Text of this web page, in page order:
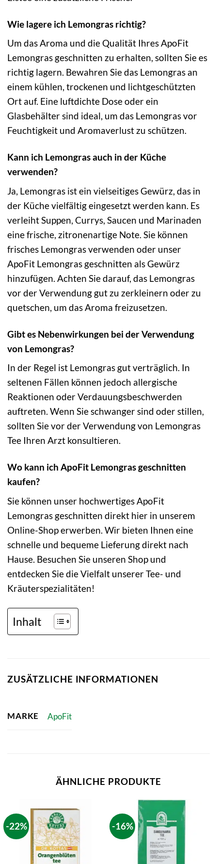
Wie lagere ich Lemongras richtig?
Um das Aroma und die Qualität Ihres ApoFit
Lemongras geschnitten zu erhalten, sollten Sie es
richtig lagern. Bewahren Sie das Lemongras an
einem kühlen, trockenen und lichtgeschützten
Ort auf. Eine luftdichte Dose oder ein
Glasbehälter sind ideal, um das Lemongras vor
Feuchtigkeit und Aromaverlust zu schützen.
Kann ich Lemongras auch in der Küche
verwenden?
Ja, Lemongras ist ein vielseitiges Gewürz, das in
der Küche vielfältig eingesetzt werden kann. Es
verleiht Suppen, Currys, Saucen und Marinaden
eine frische, zitronenartige Note. Sie können
frisches Lemongras verwenden oder unser
ApoFit Lemongras geschnitten als Gewürz
hinzufügen. Achten Sie darauf, das Lemongras
vor der Verwendung gut zu zerkleinern oder zu
quetschen, um das Aroma freizusetzen.
Gibt es Nebenwirkungen bei der Verwendung
von Lemongras?
In der Regel ist Lemongras gut verträglich. In
seltenen Fällen können jedoch allergische
Reaktionen oder Verdauungsbeschwerden
auftreten. Wenn Sie schwanger sind oder stillen,
sollten Sie vor der Verwendung von Lemongras
Tee Ihren Arzt konsultieren.
Wo kann ich ApoFit Lemongras geschnitten
kaufen?
Sie können unser hochwertiges ApoFit
Lemongras geschnitten direkt hier in unserem
Online-Shop erwerben. Wir bieten Ihnen eine
schnelle und bequeme Lieferung direkt nach
Hause. Besuchen Sie unseren Shop und
entdecken Sie die Vielfalt unserer Tee- und
Kräuterspezialitäten!
Inhalt
ZUSÄTZLICHE INFORMATIONEN
MARKE ApoFit
ÄHNLICHE PRODUKTE
-22% -16%